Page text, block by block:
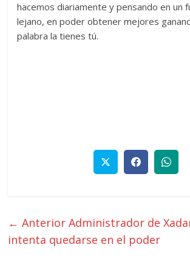
hacemos diariamente y pensando en un
lejano, en poder obtener mejores
palabra la tienes tú.
← Anterior Administrador de
intenta quedarse en el poder